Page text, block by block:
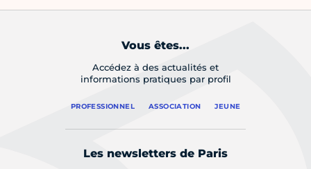
Vous êtes...
Accédez à des actualités et
informations pratiques par profil
PROFESSIONNEL ASSOCIATION JEUNE
Les newsletters de Paris